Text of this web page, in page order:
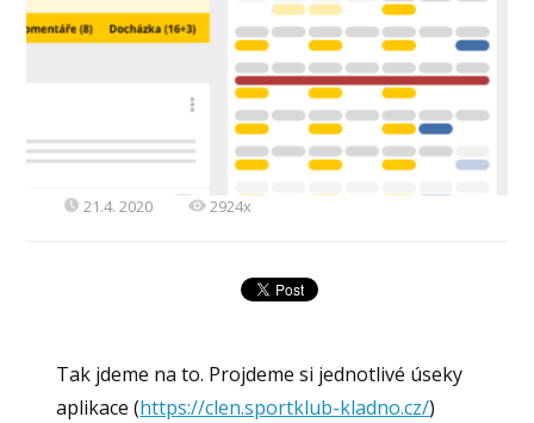
21.4. 2020 2924x
Tak jdeme na to. Projdeme si jednotlivé úseky
aplikace (https://clen.sportklub-kladno.cz/)